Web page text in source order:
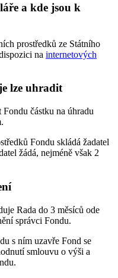
a kde jsou k
prostředků ze Státního
na internetových
lze uhradit
částku na úhradu
Fondu skládá žadatel
žádá, nejméně však 2
Rada do 3 měsíců ode
správci Fondu.
s ním uzavře Fond se
smlouvu o výši a